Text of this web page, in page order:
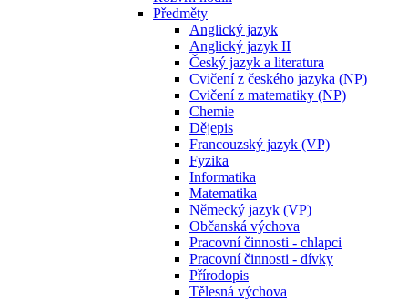
Předměty
Anglický jazyk
Anglický jazyk II
Český jazyk a literatura
Cvičení z českého jazyka (NP)
Cvičení z matematiky (NP)
Chemie
Dějepis
Francouzský jazyk (VP)
Fyzika
Informatika
Matematika
Německý jazyk (VP)
Občanská výchova
Pracovní činnosti - chlapci
Pracovní činnosti - dívky
Přírodopis
Tělesná výchova